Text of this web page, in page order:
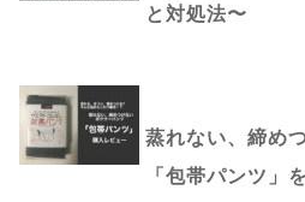
と対処法〜
蒸れない、締め
「包帯パンツ」